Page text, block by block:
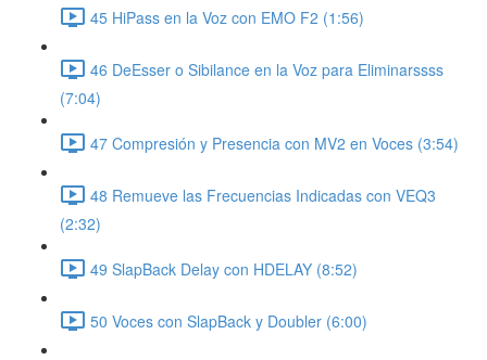
45 HiPass en la Voz con EMO F2 (1:56)
46 DeEsser o Sibilance en la Voz para Eliminarssss
(7:04)
47 Compresión y Presencia con MV2 en Voces (3:54)
48 Remueve las Frecuencias Indicadas con VEQ3
(2:32)
49 SlapBack Delay con HDELAY (8:52)
50 Voces con SlapBack y Doubler (6:00)